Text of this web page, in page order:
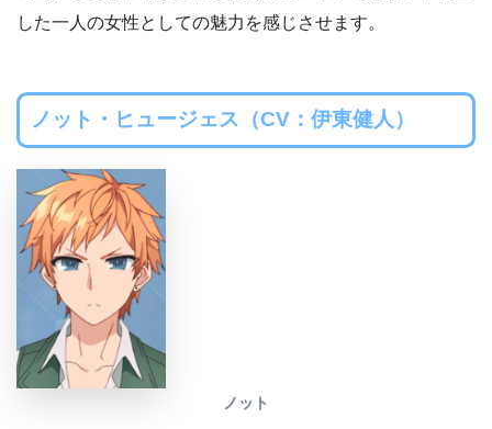
した一人の女性としての魅力を感じさせます。
ノット・ヒュージェス（CV：伊東健人）
ノット